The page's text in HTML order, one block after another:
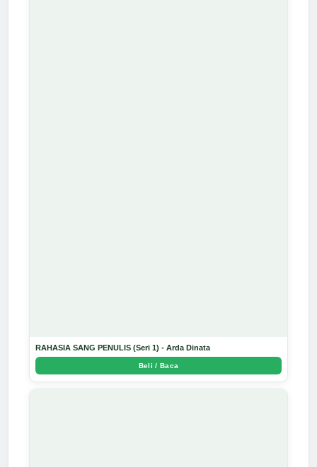
RAHASIA SANG PENULIS (Seri 1) - Arda Dinata
Beli / Baca